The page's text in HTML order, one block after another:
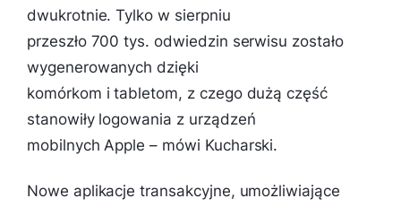
dwukrotnie. Tylko w sierpniu
przeszło 700 tys. odwiedzin serwisu zostało
wygenerowanych dzięki
komórkom i tabletom, z czego dużą część
stanowiły logowania z urządzeń
mobilnych Apple – mówi Kucharski.
Nowe aplikacje transakcyjne, umożliwiające